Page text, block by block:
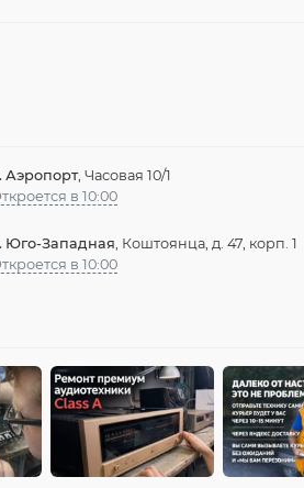
Аэропорт, Часовая 10/1
в 10:00
Юго-Западная , Коштоянца, д. 47, корп. 1
в 10:00